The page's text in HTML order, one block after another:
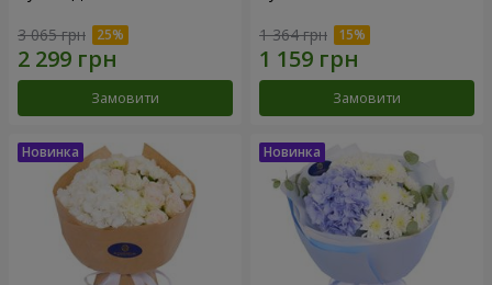
3 065 грн
Замовити
1 364 грн
Замовити